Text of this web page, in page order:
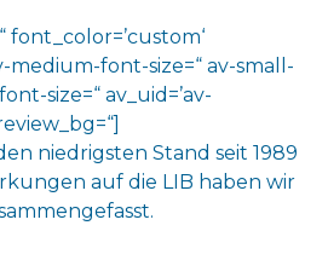
font_color=’custom‘
medium-font-size=“ av-small-
size=“ av_uid=’av-
niedrigsten Stand seit 1989
auf die LIB haben wir